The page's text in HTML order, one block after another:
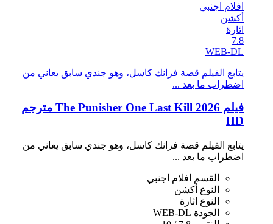
افلام اجنبي
أكشن
اثارة
7.8
WEB-DL
يتابع الفيلم قصة فرانك كاسل، وهو جندي سابق يعاني من
اضطراب ما بعد ...
فيلم The Punisher One Last Kill 2026 مترجم
HD
يتابع الفيلم قصة فرانك كاسل، وهو جندي سابق يعاني من
اضطراب ما بعد ...
القسم
افلام اجنبي
النوع أكشن
النوع اثارة
الجودة WEB-DL